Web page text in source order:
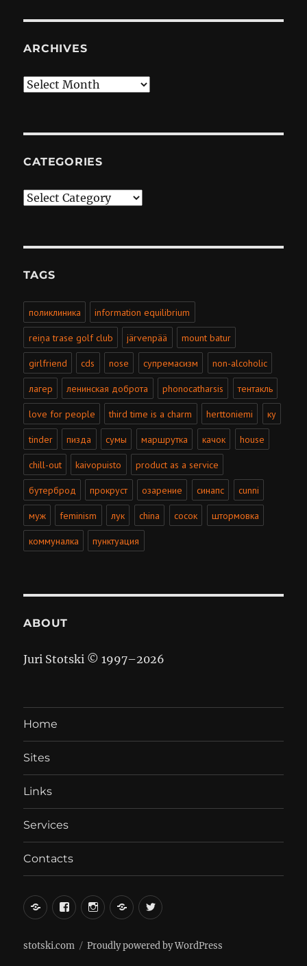
ARCHIVES
Archives
CATEGORIES
Categories
TAGS
поликлиника information equilibrium
reiņa trase golf club järvenpää mount batur
girlfriend cds nose супремасизм non-alcoholic
лагер ленинская доброта phonocatharsis тентакль
love for people third time is a charm herttoniemi ку
tinder пизда сумы маршрутка качок house
chill-out kaivopuisto product as a service
бутерброд прокруст озарение синапс cunni
муж feminism лук china сосок штормовка
коммуналка пунктуация
ABOUT
Juri Stotski © 1997–2026
Home
Sites
Links
Services
Contacts
вКонтакте
FacebookInstagramLiveJournal
Twitter
stotski.com Proudly powered by WordPress